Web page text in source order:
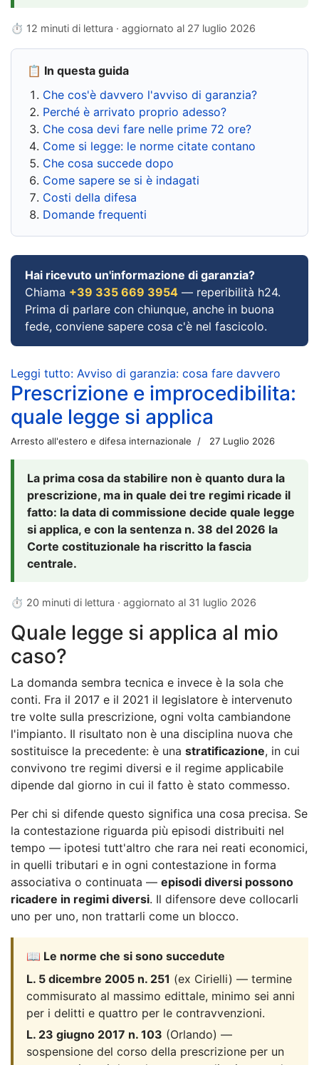
⏱ 12 minuti di lettura · aggiornato al 27 luglio 2026
📋 In questa guida
Che cos'è davvero l'avviso di garanzia?
Perché è arrivato proprio adesso?
Che cosa devi fare nelle prime 72 ore?
Come si legge: le norme citate contano
Che cosa succede dopo
Come sapere se si è indagati
Costi della difesa
Domande frequenti
Hai ricevuto un'informazione di garanzia?
Chiama +39 335 669 3954 — reperibilità h24.
Prima di parlare con chiunque, anche in buona
fede, conviene sapere cosa c'è nel fascicolo.
Leggi tutto: Avviso di garanzia: cosa fare davvero
Prescrizione e improcedibilita:
quale legge si applica
Arresto all'estero e difesa internazionale 27 Luglio 2026
La prima cosa da stabilire non è quanto dura la
prescrizione, ma in quale dei tre regimi ricade il
fatto: la data di commissione decide quale legge
si applica, e con la sentenza n. 38 del 2026 la
Corte costituzionale ha riscritto la fascia
centrale.
⏱ 20 minuti di lettura · aggiornato al 31 luglio 2026
Quale legge si applica al mio
caso?
La domanda sembra tecnica e invece è la sola che
conti. Fra il 2017 e il 2021 il legislatore è intervenuto
tre volte sulla prescrizione, ogni volta cambiandone
l'impianto. Il risultato non è una disciplina nuova che
sostituisce la precedente: è una stratificazione, in cui
convivono tre regimi diversi e il regime applicabile
dipende dal giorno in cui il fatto è stato commesso.
Per chi si difende questo significa una cosa precisa. Se
la contestazione riguarda più episodi distribuiti nel
tempo — ipotesi tutt'altro che rara nei reati economici,
in quelli tributari e in ogni contestazione in forma
associativa o continuata — episodi diversi possono
ricadere in regimi diversi. Il difensore deve collocarli
uno per uno, non trattarli come un blocco.
📖 Le norme che si sono succedute
L. 5 dicembre 2005 n. 251 (ex Cirielli) — termine
commisurato al massimo edittale, minimo sei anni
per i delitti e quattro per le contravvenzioni.
L. 23 giugno 2017 n. 103 (Orlando) —
sospensione del corso della prescrizione per un